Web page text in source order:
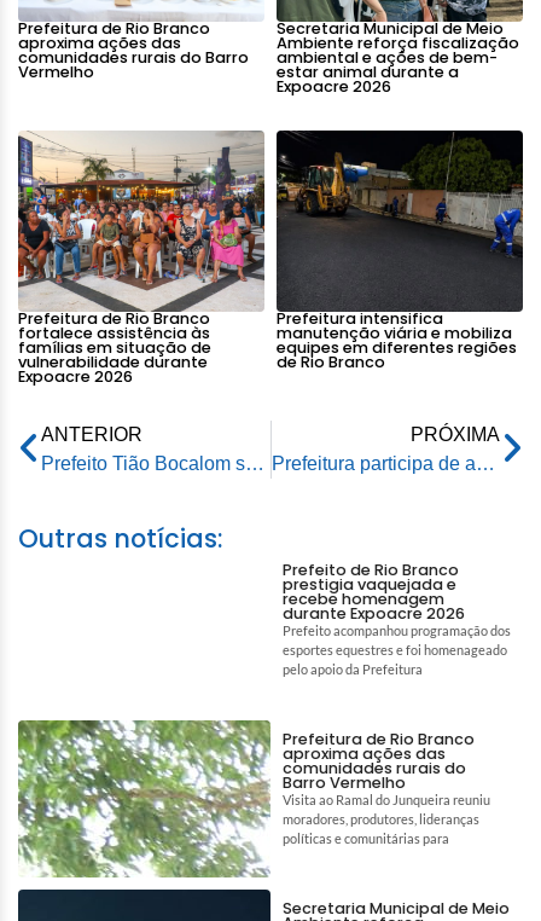
Prefeitura de Rio Branco
aproxima ações das
comunidades rurais do Barro
Vermelho
Secretaria Municipal de Meio
Ambiente reforça fiscalização
ambiental e ações de bem-
estar animal durante a
Expoacre 2026
Prefeitura de Rio Branco
fortalece assistência às
famílias em situação de
vulnerabilidade durante
Expoacre 2026
Prefeitura intensifica
manutenção viária e mobiliza
equipes em diferentes regiões
de Rio Branco
ANTERIOR
Prefeito Tião Bocalom sanciona lei de monitoramento por câmeras em loteamento de Rio Branco
PRÓXIMA
Prefeitura participa de análise do turismo elaborada pelo Programa DEL Turismo
Outras notícias:
Prefeito de Rio Branco
prestigia vaquejada e
recebe homenagem
durante Expoacre 2026
Prefeito acompanhou programação dos
esportes equestres e foi homenageado
pelo apoio da Prefeitura
Prefeitura de Rio Branco
aproxima ações das
comunidades rurais do
Barro Vermelho
Visita ao Ramal do Junqueira reuniu
moradores, produtores, lideranças
políticas e comunitárias para
Secretaria Municipal de Meio